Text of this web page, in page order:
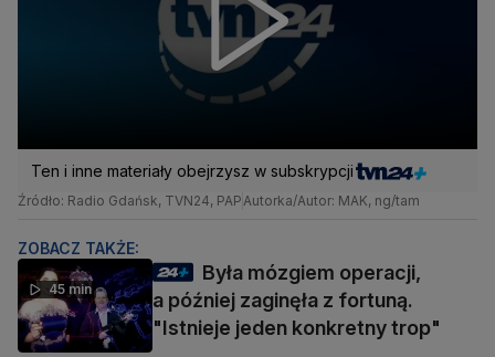
Ten i inne materiały obejrzysz w subskrypcji
Źródło: Radio Gdańsk, TVN24, PAPAutorka/Autor: MAK, ng/tam
ZOBACZ TAKŻE:
45 min
Była mózgiem operacji,
a później zaginęła z fortuną.
"Istnieje jeden konkretny trop"